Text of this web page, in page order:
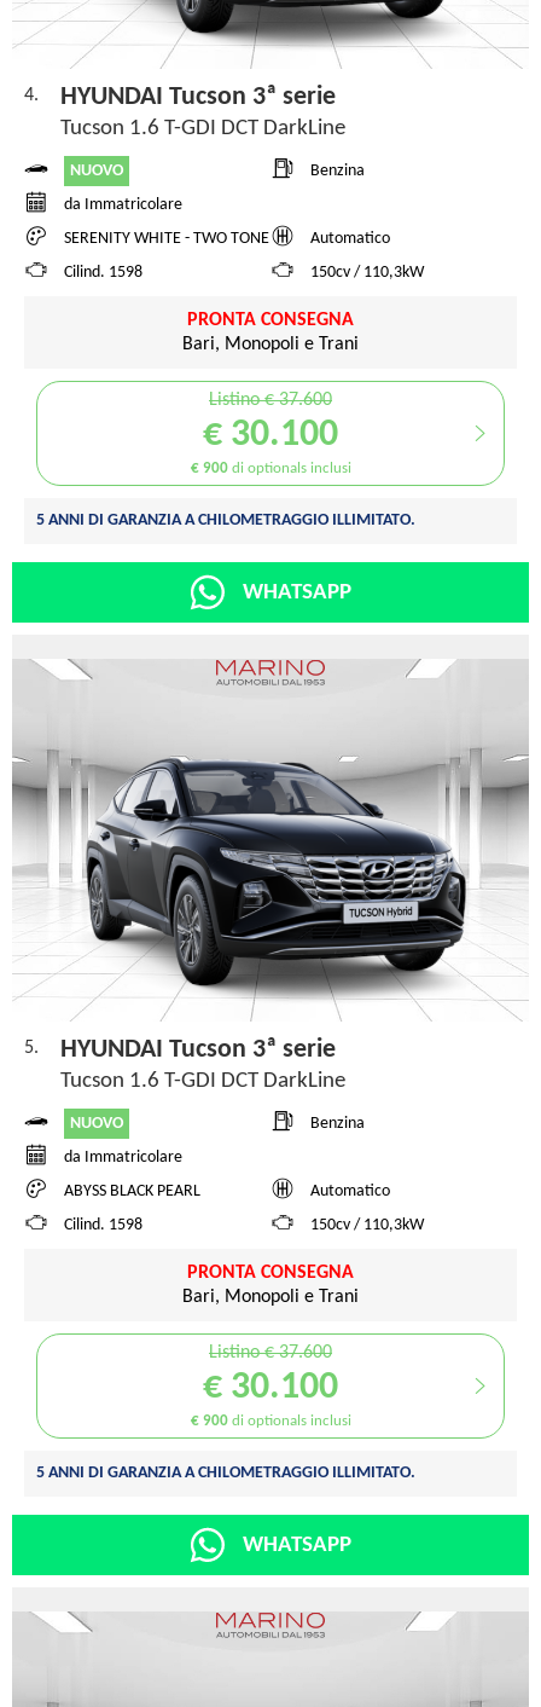
4. HYUNDAI Tucson 3ª serie
Tucson 1.6 T-GDI DCT DarkLine
NUOVO
Benzina
da Immatricolare
SERENITY WHITE - TWO TONE
Automatico
Cilind. 1598
150cv / 110,3kW
PRONTA CONSEGNA
Bari, Monopoli e Trani
Listino € 37.600
€ 30.100
€ 900di optionals inclusi
5 ANNI DI GARANZIA A CHILOMETRAGGIO ILLIMITATO.
WHATSAPP
5. HYUNDAI Tucson 3ª serie
Tucson 1.6 T-GDI DCT DarkLine
NUOVO
Benzina
da Immatricolare
ABYSS BLACK PEARL
Automatico
Cilind. 1598
150cv / 110,3kW
PRONTA CONSEGNA
Bari, Monopoli e Trani
Listino € 37.600
€ 30.100
€ 900di optionals inclusi
5 ANNI DI GARANZIA A CHILOMETRAGGIO ILLIMITATO.
WHATSAPP